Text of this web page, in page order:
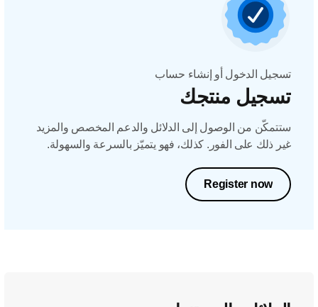
تسجيل الدخول أو إنشاء حساب
تسجيل منتجك
ستتمكّن من الوصول إلى الدلائل والدعم المخصص والمزيد
غير ذلك على الفور. كذلك، فهو يتميّز بالسرعة والسهولة.
Register now